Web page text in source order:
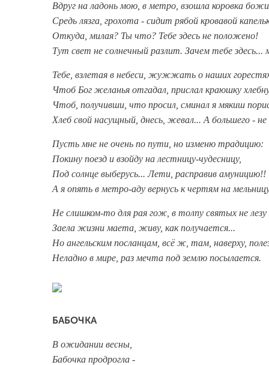
Вдруг на ладонь мою, в метро, взошла коровка
Средь лязга, грохота - сидит рябой кровавой
Откуда, милая? Ты что? Тебе здесь не положено!
Тут свет не солнечный разлит. Зачем тебе здесь...
Тебе, взлетая в небеси, жужжать о наших
Чтоб Бог желанья отгадал, прислал краюшку
Чтоб, получивши, что просил, сминал я мякиш
Хлеб свой насущный, днесь, жевал... А большего - не
Пусть мне не очень по пути, но изменю традицию:
Покину поезд и взойду на лестницу-чудесницу,
Под солнце выберусь... Лети, расправив амуницию!!
А я опять в метро-аду вернусь к чертям на
Не слишком-то для рая гож, в толпу святых не лезу
Заела жизни маета, живу, как получается...
Но ангельским посланцам, всё ж, там, наверху,
Неладно в мире, раз мечта под землю посылается.
БАБОЧКА
В ожидании весны,
Бабочка продрогла -